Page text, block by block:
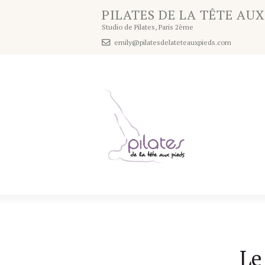
PILATES DE LA TÊTE
Studio de Pilates, Paris 2ème
emily@pilatesdelateteauxpieds.com